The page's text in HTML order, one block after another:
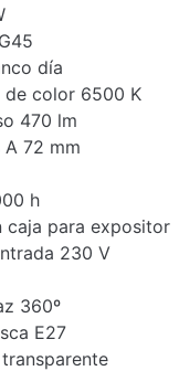
día
de color 6500 K
470 lm
A 72 mm
h
caja para expositor
230 V
360º
E27